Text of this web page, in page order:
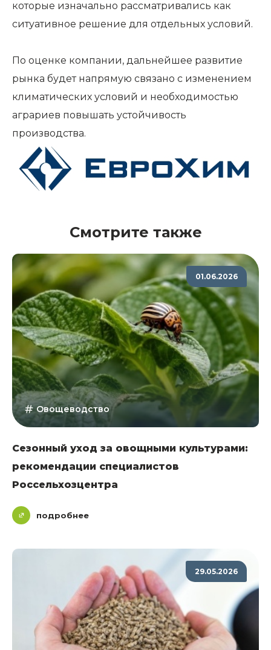
которые изначально рассматривались как
ситуативное решение для отдельных условий.
По оценке компании, дальнейшее развитие
рынка будет напрямую связано с изменением
климатических условий и необходимостью
аграриев повышать устойчивость
производства.
Смотрите также
01.06.2026
Овощеводство
Сезонный уход за овощными культурами:
рекомендации специалистов
Россельхозцентра
подробнее
29.05.2026